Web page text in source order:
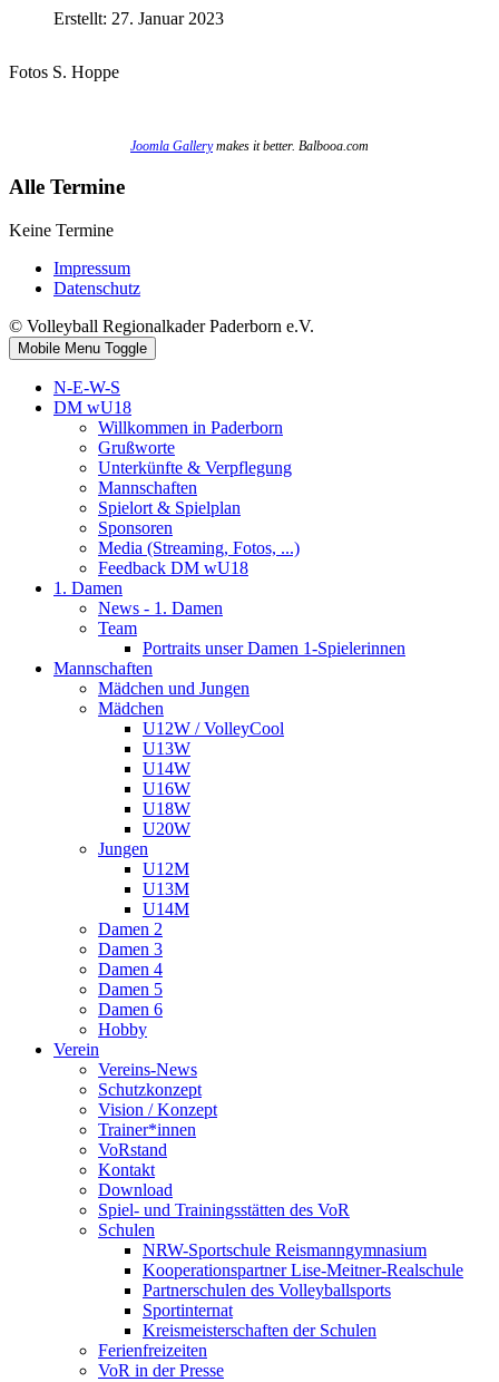
Erstellt: 27. Januar 2023
Fotos S. Hoppe
Joomla Gallerymakes it better. Balbooa.com
Alle Termine
Keine Termine
Impressum
Datenschutz
© Volleyball Regionalkader Paderborn e.V.
Mobile Menu Toggle
N-E-W-S
DM wU18
Willkommen in Paderborn
Grußworte
Unterkünfte & Verpflegung
Mannschaften
Spielort & Spielplan
Sponsoren
Media (Streaming, Fotos, ...)
Feedback DM wU18
1. Damen
News - 1. Damen
Team
Portraits unser Damen 1-Spielerinnen
Mannschaften
Mädchen und Jungen
Mädchen
U12W / VolleyCool
U13W
U14W
U16W
U18W
U20W
Jungen
U12M
U13M
U14M
Damen 2
Damen 3
Damen 4
Damen 5
Damen 6
Hobby
Verein
Vereins-News
Schutzkonzept
Vision / Konzept
Trainer*innen
VoRstand
Kontakt
Download
Spiel- und Trainingsstätten des VoR
Schulen
NRW-Sportschule Reismanngymnasium
Kooperationspartner Lise-Meitner-Realschule
Partnerschulen des Volleyballsports
Sportinternat
Kreismeisterschaften der Schulen
Ferienfreizeiten
VoR in der Presse